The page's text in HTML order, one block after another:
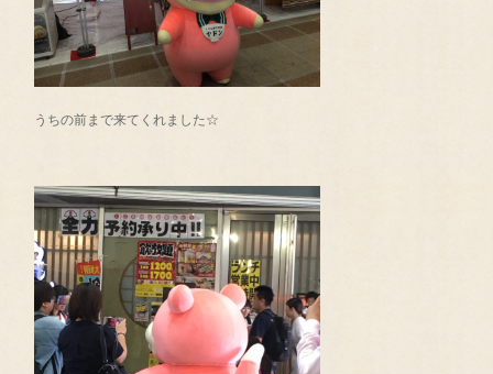
うちの前まで来てくれました☆